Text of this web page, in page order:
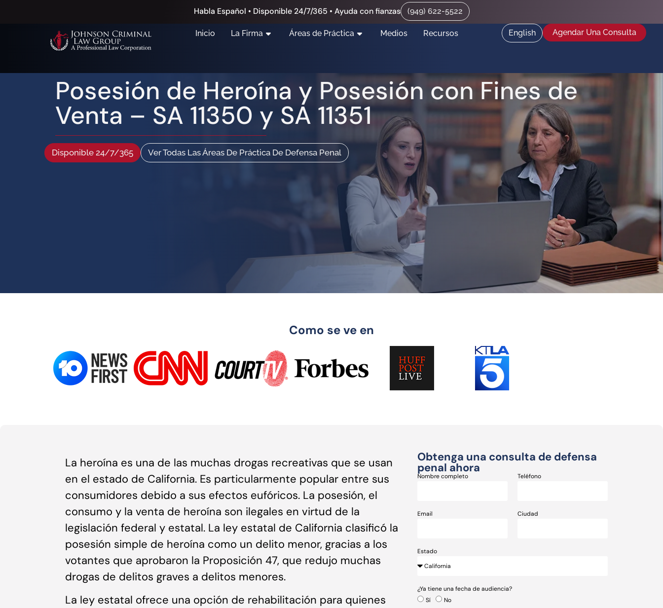
Habla Español • Disponible 24/7/365 • Ayuda con fianzas (949) 622-5522
Inicio La Firma Áreas de Práctica Medios Recursos English Agendar Una Consulta
Posesión de Heroína y Posesión con Fines de
Venta – SA 11350 y SA 11351
Disponible 24/7/365 Ver Todas Las Áreas De Práctica De Defensa Penal
Como se ve en
La heroína es una de las muchas drogas recreativas que se usan
en el estado de California. Es particularmente popular entre sus
consumidores debido a sus efectos eufóricos. La posesión, el
consumo y la venta de heroína son ilegales en virtud de la
legislación federal y estatal. La ley estatal de California clasificó la
posesión simple de heroína como un delito menor, gracias a los
votantes que aprobaron la Proposición 47, que redujo muchas
drogas de delitos graves a delitos menores.
La ley estatal ofrece una opción de rehabilitación para quienes
Obtenga una consulta de defensa
penal ahora
Nombre completo Teléfono
Email Ciudad
Estado
¿Ya tiene una fecha de audiencia?
Sí
No